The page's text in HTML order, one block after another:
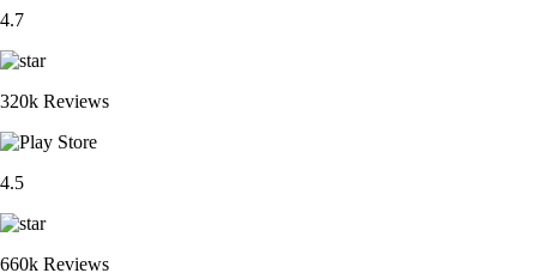
4.7
320k Reviews
4.5
660k Reviews